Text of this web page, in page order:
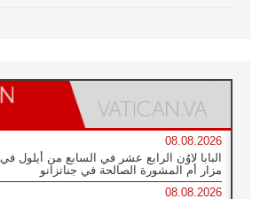
08.08.2026
البابا لاوُن الرابع عشر في السابع من أيلول في
مزار أم المشورة الصالحة في جناتزانو
08.08.2026